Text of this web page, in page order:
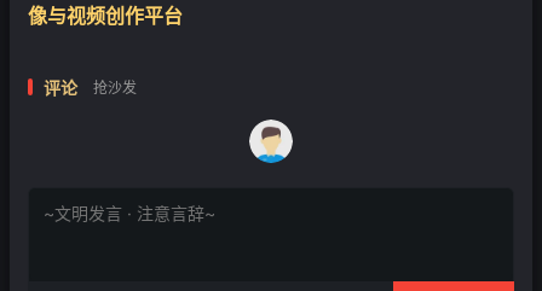
像与视频创作平台
评论 抢沙发